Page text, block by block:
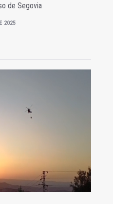
de Segovia
2025